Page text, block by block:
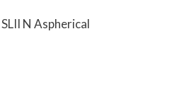
N Aspherical